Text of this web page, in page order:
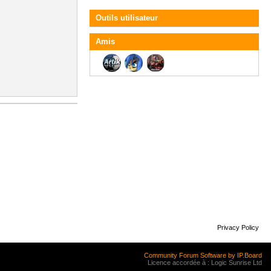
Outils utilisateur
Amis
Privacy Policy
Community Forum Software by IP.Board
Licence accordée à : Logic Sunrise Ltd